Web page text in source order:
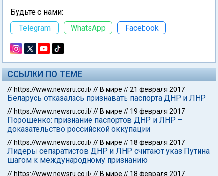
Будьте с нами:
Telegram
WhatsApp Facebook
ССЫЛКИ ПО ТЕМЕ
// https://www.newsru.co.il/// В мире //21 февраля 2017
Беларусь отказалась признавать паспорта ДНР и ЛНР
// https://www.newsru.co.il/// В мире // 19 февраля 2017
Порошенко: признание паспортов ДНР и ЛНР –
доказательство российской оккупации
// https://www.newsru.co.il/// В мире // 18 февраля 2017
Лидеры сепаратистов ДНР и ЛНР считают указ Путина
шагом к международному признанию
// https://www.newsru.co.il/// В мире // 18 февраля 2017